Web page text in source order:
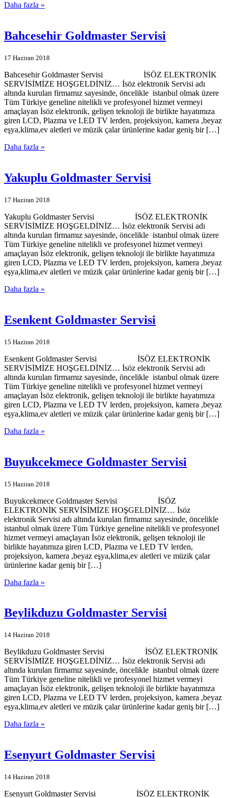
Daha fazla »
Bahcesehir Goldmaster Servisi
17 Haziran 2018
Bahcesehir Goldmaster Servisi İSÖZ ELEKTRONİK
SERVİSİMİZE HOŞGELDİNİZ… İsöz elektronik Servisi adı
altında kurulan firmamız sayesinde, öncelikle istanbul olmak üzere
Tüm Türkiye geneline nitelikli ve profesyonel hizmet vermeyi
amaçlayan İsöz elektronik, gelişen teknoloji ile birlikte hayatımıza
giren LCD, Plazma ve LED TV lerden, projeksiyon, kamera ,beyaz
eşya,klima,ev aletleri ve müzik çalar ürünlerine kadar geniş bir […]
Daha fazla »
Yakuplu Goldmaster Servisi
17 Haziran 2018
Yakuplu Goldmaster Servisi İSÖZ ELEKTRONİK
SERVİSİMİZE HOŞGELDİNİZ… İsöz elektronik Servisi adı
altında kurulan firmamız sayesinde, öncelikle istanbul olmak üzere
Tüm Türkiye geneline nitelikli ve profesyonel hizmet vermeyi
amaçlayan İsöz elektronik, gelişen teknoloji ile birlikte hayatımıza
giren LCD, Plazma ve LED TV lerden, projeksiyon, kamera ,beyaz
eşya,klima,ev aletleri ve müzik çalar ürünlerine kadar geniş bir […]
Daha fazla »
Esenkent Goldmaster Servisi
15 Haziran 2018
Esenkent Goldmaster Servisi İSÖZ ELEKTRONİK
SERVİSİMİZE HOŞGELDİNİZ… İsöz elektronik Servisi adı
altında kurulan firmamız sayesinde, öncelikle istanbul olmak üzere
Tüm Türkiye geneline nitelikli ve profesyonel hizmet vermeyi
amaçlayan İsöz elektronik, gelişen teknoloji ile birlikte hayatımıza
giren LCD, Plazma ve LED TV lerden, projeksiyon, kamera ,beyaz
eşya,klima,ev aletleri ve müzik çalar ürünlerine kadar geniş bir […]
Daha fazla »
Buyukcekmece Goldmaster Servisi
15 Haziran 2018
Buyukcekmece Goldmaster Servisi İSÖZ
ELEKTRONİK SERVİSİMİZE HOŞGELDİNİZ… İsöz
elektronik Servisi adı altında kurulan firmamız sayesinde, öncelikle
istanbul olmak üzere Tüm Türkiye geneline nitelikli ve profesyonel
hizmet vermeyi amaçlayan İsöz elektronik, gelişen teknoloji ile
birlikte hayatımıza giren LCD, Plazma ve LED TV lerden,
projeksiyon, kamera ,beyaz eşya,klima,ev aletleri ve müzik çalar
ürünlerine kadar geniş bir […]
Daha fazla »
Beylikduzu Goldmaster Servisi
14 Haziran 2018
Beylikduzu Goldmaster Servisi İSÖZ ELEKTRONİK
SERVİSİMİZE HOŞGELDİNİZ… İsöz elektronik Servisi adı
altında kurulan firmamız sayesinde, öncelikle istanbul olmak üzere
Tüm Türkiye geneline nitelikli ve profesyonel hizmet vermeyi
amaçlayan İsöz elektronik, gelişen teknoloji ile birlikte hayatımıza
giren LCD, Plazma ve LED TV lerden, projeksiyon, kamera ,beyaz
eşya,klima,ev aletleri ve müzik çalar ürünlerine kadar geniş bir […]
Daha fazla »
Esenyurt Goldmaster Servisi
14 Haziran 2018
Esenyurt Goldmaster Servisi İSÖZ ELEKTRONİK